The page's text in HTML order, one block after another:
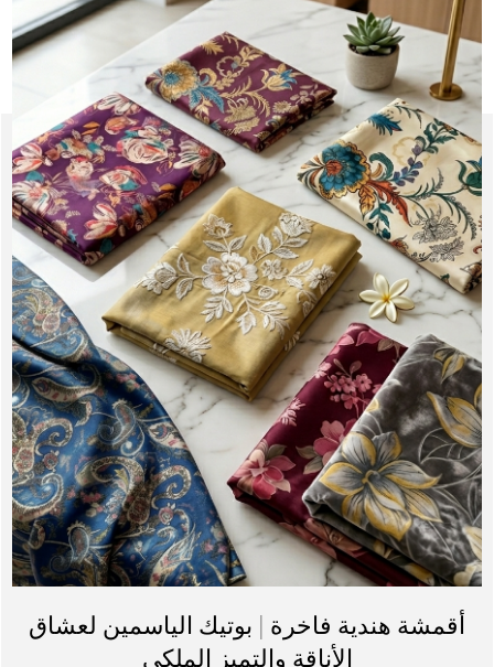
أقمشة هندية فاخرة | بوتيك الياسمين لعشاق
الأناقة والتميز الملكي